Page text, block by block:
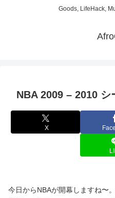
Goods, LifeHack,
NBA 2009 – 2010 シ
X
今日からNBAが開幕しますね〜